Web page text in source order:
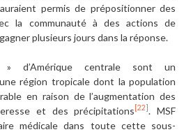
permis de prépositionner des
la communauté à des actions de
plusieurs jours dans la réponse.
d’Amérique centrale sont un
région tropicale dont la population
en raison de l’augmentation des
et des précipitations [22] . MSF
médicale dans toute cette sous-